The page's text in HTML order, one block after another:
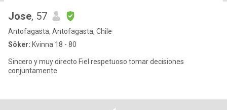
Jose, 57
Antofagasta, Antofagasta, Chile
Söker: Kvinna 18 - 80
Sincero y muy directo Fiel respetuoso tomar decisiones
conjuntamente